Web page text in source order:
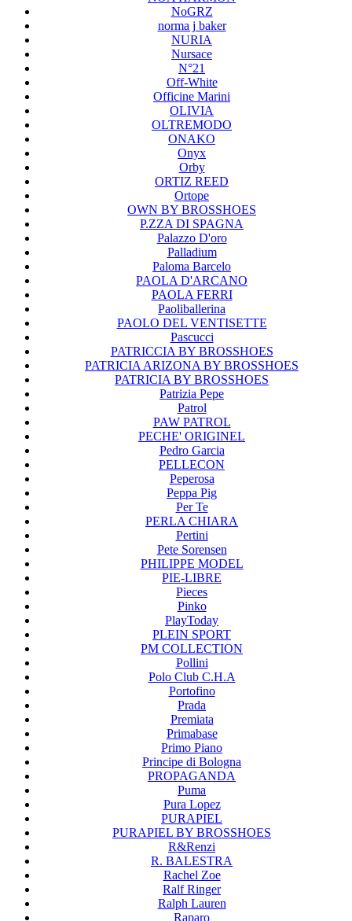
NoGRZ
norma j baker
NURIA
Nursace
N°21
Off-White
Officine Marini
OLIVIA
OLTREMODO
ONAKO
Onyx
Orby
ORTIZ REED
Ortope
OWN BY BROSSHOES
P.ZZA DI SPAGNA
Palazzo D'oro
Palladium
Paloma Barcelo
PAOLA D'ARCANO
PAOLA FERRI
Paoliballerina
PAOLO DEL VENTISETTE
Pascucci
PATRICCIA BY BROSSHOES
PATRICIA ARIZONA BY BROSSHOES
PATRICIA BY BROSSHOES
Patrizia Pepe
Patrol
PAW PATROL
PECHE' ORIGINEL
Pedro Garcia
PELLECON
Peperosa
Peppa Pig
Per Te
PERLA CHIARA
Pertini
Pete Sorensen
PHILIPPE MODEL
PIE-LIBRE
Pieces
Pinko
PlayToday
PLEIN SPORT
PM COLLECTION
Pollini
Polo Club C.H.A
Portofino
Prada
Premiata
Primabase
Primo Piano
Principe di Bologna
PROPAGANDA
Puma
Pura Lopez
PURAPIEL
PURAPIEL BY BROSSHOES
R&Renzi
R. BALESTRA
Rachel Zoe
Ralf Ringer
Ralph Lauren
Raparo